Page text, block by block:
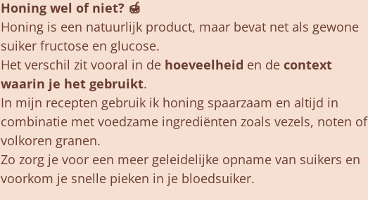
Honing wel of niet? 🍯
Honing is een natuurlijk product, maar bevat net als gewone
suiker fructose en glucose.
Het verschil zit vooral in de hoeveelheid en de context
waarin je het gebruikt.
In mijn recepten gebruik ik honing spaarzaam en altijd in
combinatie met voedzame ingrediënten zoals vezels, noten of
volkoren granen.
Zo zorg je voor een meer geleidelijke opname van suikers en
voorkom je snelle pieken in je bloedsuiker.